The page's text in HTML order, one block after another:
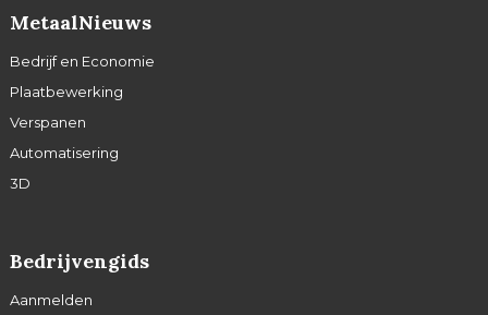
MetaalNieuws
Bedrijf en Economie
Plaatbewerking
Verspanen
Automatisering
3D
Bedrijvengids
Aanmelden